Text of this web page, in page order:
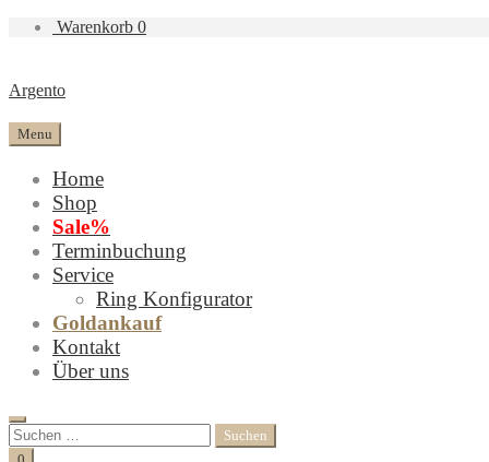
Warenkorb 0
Argento
Menu
Home
Shop
Sale%
Terminbuchung
Service
Ring Konfigurator
Goldankauf
Kontakt
Über uns
Search
Suchen
nach:
Cart